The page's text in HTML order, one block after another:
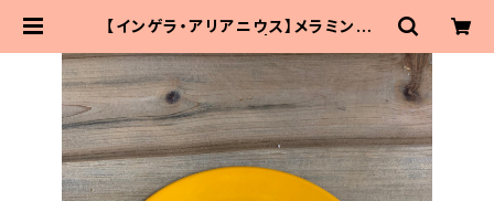
【インゲラ・アリアニウス】メラミンプレ